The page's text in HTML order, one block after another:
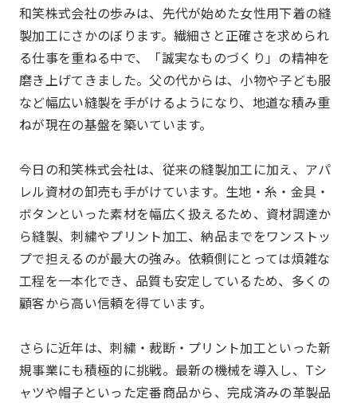
私たちについて About
JOCとは
沿革
組織図
和笑株式会社の歩みは、先代が始めた女性用下着の縫
製加工にさかのぼります。繊細さと正確さを求められ
る仕事を重ねる中で、「誠実なものづくり」の精神を
磨き上げてきました。父の代からは、小物や子ども服
など幅広い縫製を手がけるようになり、地道な積み重
ねが現在の基盤を築いています。
今日の和笑株式会社は、従来の縫製加工に加え、アパ
レル資材の卸売も手がけています。生地・糸・金具・
ボタンといった素材を幅広く扱えるため、資材調達か
ら縫製、刺繍やプリント加工、納品までをワンストッ
プで担えるのが最大の強み。依頼側にとっては煩雑な
工程を一本化でき、品質も安定しているため、多くの
顧客から高い信頼を得ています。
さらに近年は、刺繍・裁断・プリント加工といった新
規事業にも積極的に挑戦。最新の機械を導入し、Tシ
ャツや帽子といった定番商品から、完成済みの革製品